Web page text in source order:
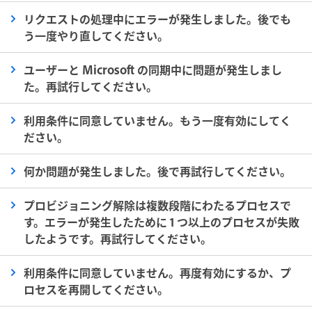
リクエストの処理中にエラーが発生しました。後でも
う一度やり直してください。
ユーザーと Microsoft の同期中に問題が発生しまし
た。再試行してください。
利用条件に同意していません。もう一度有効にしてく
ださい。
何か問題が発生しました。後で再試行してください。
プロビジョニング解除は複数段階にわたるプロセスで
す。エラーが発生したために 1 つ以上のプロセスが失敗
したようです。再試行してください。
利用条件に同意していません。再度有効にするか、プ
ロセスを再開してください。